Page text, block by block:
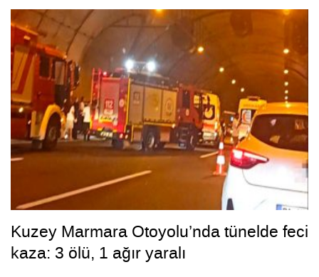
Kuzey Marmara Otoyolu’nda tünelde feci
kaza: 3 ölü, 1 ağır yaralı